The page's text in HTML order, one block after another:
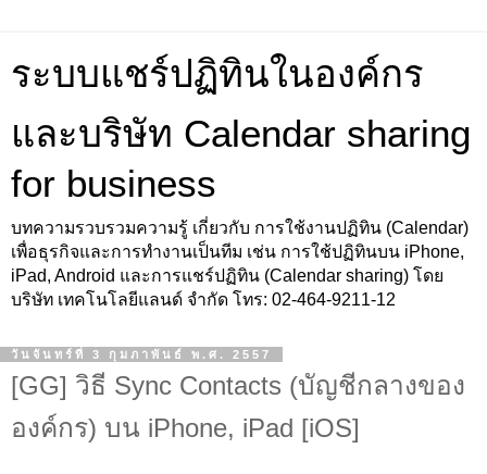
ระบบแชร์ปฏิทินในองค์กร
และบริษัท Calendar sharing
for business
บทความรวบรวมความรู้ เกี่ยวกับ การใช้งานปฏิทิน (Calendar)
เพื่อธุรกิจและการทำงานเป็นทีม เช่น การใช้ปฏิทินบน iPhone,
iPad, Android และการแชร์ปฏิทิน (Calendar sharing) โดย
บริษัท เทคโนโลยีแลนด์ จำกัด โทร: 02-464-9211-12
วันจันทร์ที่ 3 กุมภาพันธ์ พ.ศ. 2557
[GG] วิธี Sync Contacts (บัญชีกลางของ
องค์กร) บน iPhone, iPad [iOS]